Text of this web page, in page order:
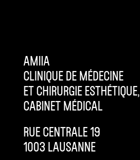
AMIIA
CLINIQUE DE MÉDECINE
ET CHIRURGIE ESTHÉTIQUE,
CABINET MÉDICAL
RUE CENTRALE 19
1003 LAUSANNE